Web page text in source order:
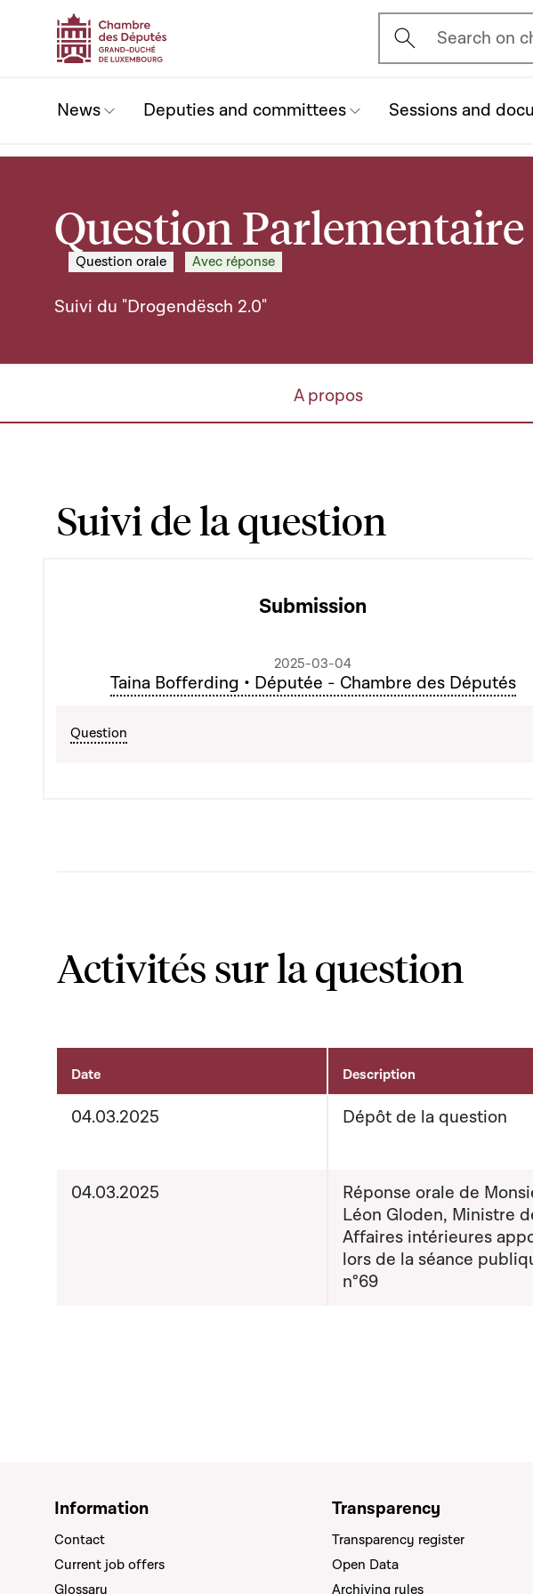
Ouvrir l'écran de
Search on
News Deputies and committees Sessions and
Question Parlementaire
Question orale Avec réponse
Suivi du "Drogendësch 2.0"
A propos
Suivi de la question
Submission
2025-03-04
Taina Bofferding • Députée - Chambre des Députés
Question
Activités sur la question
Activités sur le dossier
Date Description
04.03.2025 Dépôt de la question
04.03.2025
Réponse orale de
Léon Gloden, Ministre
Affaires intérieures
lors de la séance
n°69
Information
Contact
Current job offers
Glossary
Transparency
Transparency register
Open Data
Archiving rules